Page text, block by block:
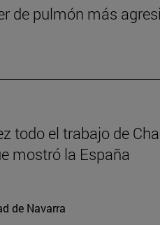
de pulmón más
todo el trabajo de
mostró la España
de Navarra